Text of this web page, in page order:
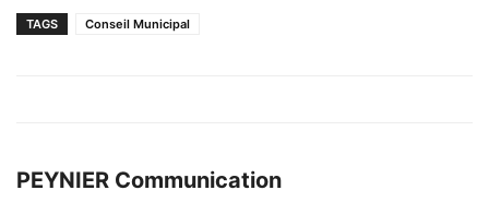
TAGS Conseil Municipal
PEYNIER Communication